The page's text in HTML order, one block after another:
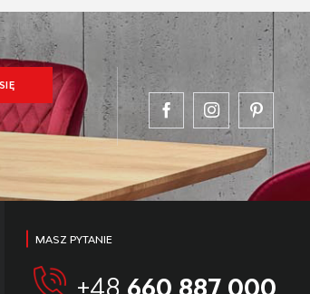
MASZ PYTANIE
+48 660 887 000